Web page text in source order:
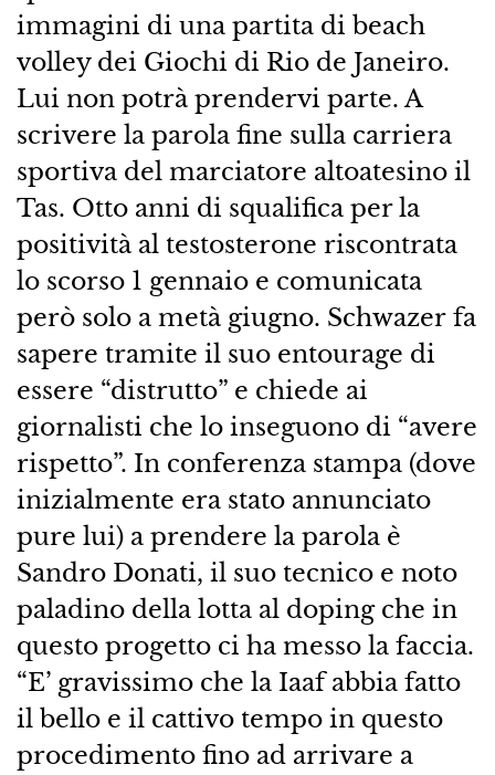
immagini di una partita di beach
volley dei Giochi di Rio de Janeiro.
Lui non potrà prendervi parte. A
scrivere la parola fine sulla carriera
sportiva del marciatore altoatesino il
Tas. Otto anni di squalifica per la
positività al testosterone riscontrata
lo scorso 1 gennaio e comunicata
però solo a metà giugno. Schwazer fa
sapere tramite il suo entourage di
essere “distrutto” e chiede ai
giornalisti che lo inseguono di “avere
rispetto”. In conferenza stampa (dove
inizialmente era stato annunciato
pure lui) a prendere la parola è
Sandro Donati, il suo tecnico e noto
paladino della lotta al doping che in
questo progetto ci ha messo la faccia.
“E’ gravissimo che la Iaaf abbia fatto
il bello e il cattivo tempo in questo
procedimento fino ad arrivare a